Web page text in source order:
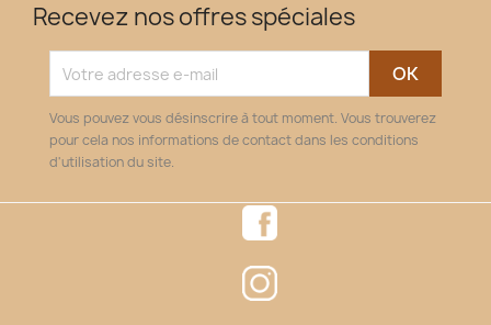
Recevez nos offres spéciales
Vous pouvez vous désinscrire à tout moment. Vous trouverez
pour cela nos informations de contact dans les conditions
d'utilisation du site.
Facebook
Instagram